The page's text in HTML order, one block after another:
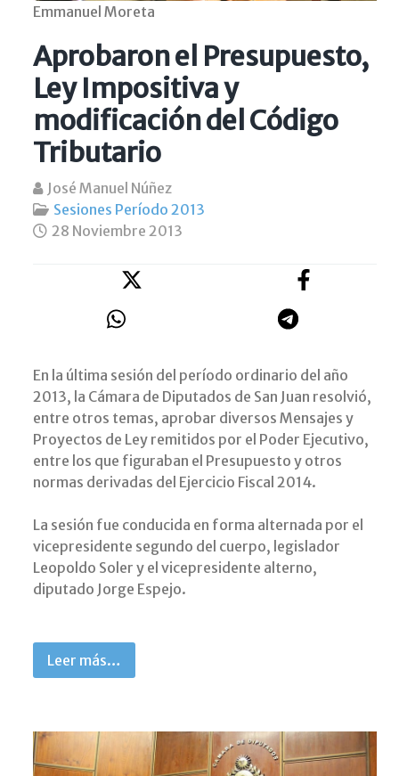
Emmanuel Moreta
Aprobaron el Presupuesto,
Ley Impositiva y
modificación del Código
Tributario
José Manuel Núñez
Sesiones Período 2013
28 Noviembre 2013
En la última sesión del período ordinario del año
2013, la Cámara de Diputados de San Juan resolvió,
entre otros temas, aprobar diversos Mensajes y
Proyectos de Ley remitidos por el Poder Ejecutivo,
entre los que figuraban el Presupuesto y otros
normas derivadas del Ejercicio Fiscal 2014.
La sesión fue conducida en forma alternada por el
vicepresidente segundo del cuerpo, legislador
Leopoldo Soler y el vicepresidente alterno,
diputado Jorge Espejo.
Leer más…